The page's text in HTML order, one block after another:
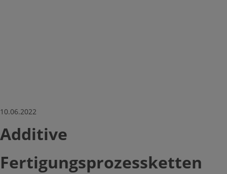
10.06.2022
Additive
Fertigungsprozessketten